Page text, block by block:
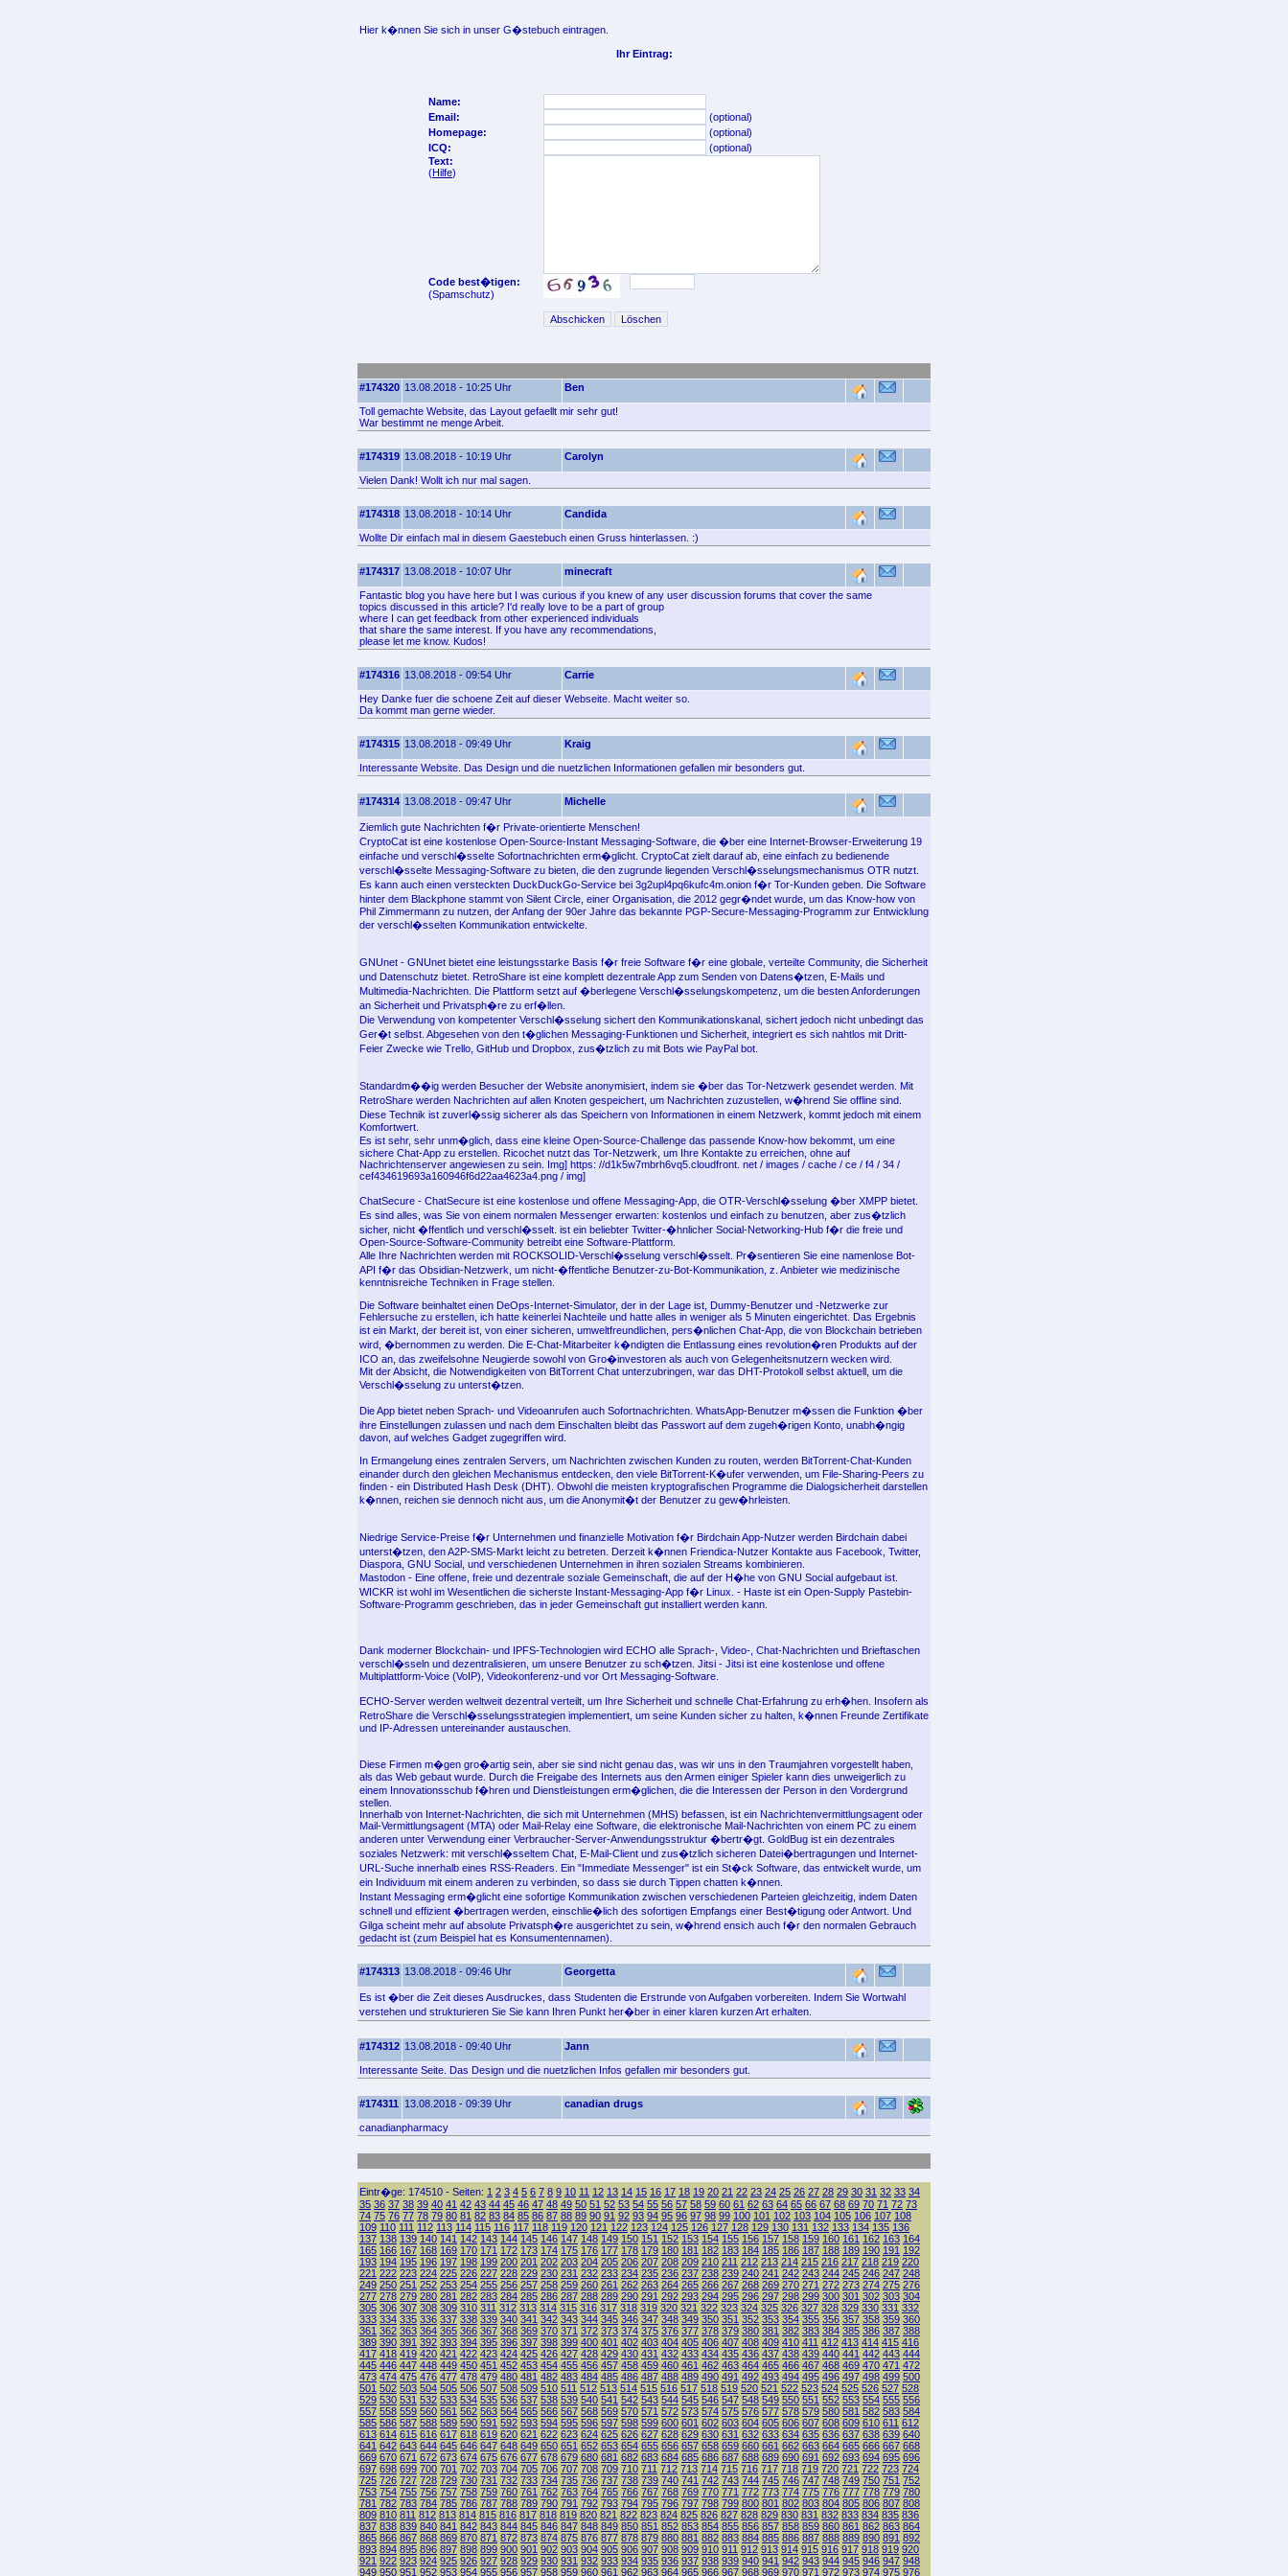
Hier k�nnen Sie sich in unser G�stebuch eintragen.
Ihr Eintrag:
Name:
Email:
(optional)
Homepage:
(optional)
ICQ:
(optional)
Text:
(Hilfe)
Code best�tigen:
(Spamschutz)
#174320 13.08.2018 - 10:25 Uhr Ben
Toll gemachte Website, das Layout gefaellt mir sehr gut!
War bestimmt ne menge Arbeit.
#174319 13.08.2018 - 10:19 Uhr Carolyn
Vielen Dank! Wollt ich nur mal sagen.
#174318 13.08.2018 - 10:14 Uhr Candida
Wollte Dir einfach mal in diesem Gaestebuch einen Gruss hinterlassen. :)
#174317 13.08.2018 - 10:07 Uhr minecraft
Fantastic blog you have here but I was curious if you knew of any user discussion forums that cover the same
topics discussed in this article? I'd really love to be a part of group
where I can get feedback from other experienced individuals
that share the same interest. If you have any recommendations,
please let me know. Kudos!
#174316 13.08.2018 - 09:54 Uhr Carrie
Hey Danke fuer die schoene Zeit auf dieser Webseite. Macht weiter so.
Da kommt man gerne wieder.
#174315 13.08.2018 - 09:49 Uhr Kraig
Interessante Website. Das Design und die nuetzlichen Informationen gefallen mir besonders gut.
#174314 13.08.2018 - 09:47 Uhr Michelle
Ziemlich gute Nachrichten f�r Private-orientierte Menschen!
CryptoCat ist eine kostenlose Open-Source-Instant Messaging-Software, die �ber eine Internet-Browser-Erweiterung 19
einfache und verschl�sselte Sofortnachrichten erm�glicht. CryptoCat zielt darauf ab, eine einfach zu bedienende
verschl�sselte Messaging-Software zu bieten, die den zugrunde liegenden Verschl�sselungsmechanismus OTR nutzt.
Es kann auch einen versteckten DuckDuckGo-Service bei 3g2upl4pq6kufc4m.onion f�r Tor-Kunden geben. Die Software
hinter dem Blackphone stammt von Silent Circle, einer Organisation, die 2012 gegr�ndet wurde, um das Know-how von
Phil Zimmermann zu nutzen, der Anfang der 90er Jahre das bekannte PGP-Secure-Messaging-Programm zur Entwicklung
der verschl�sselten Kommunikation entwickelte.
GNUnet - GNUnet bietet eine leistungsstarke Basis f�r freie Software f�r eine globale, verteilte Community, die Sicherheit
und Datenschutz bietet. RetroShare ist eine komplett dezentrale App zum Senden von Datens�tzen, E-Mails und
Multimedia-Nachrichten. Die Plattform setzt auf �berlegene Verschl�sselungskompetenz, um die besten Anforderungen
an Sicherheit und Privatsph�re zu erf�llen.
Die Verwendung von kompetenter Verschl�sselung sichert den Kommunikationskanal, sichert jedoch nicht unbedingt das
Ger�t selbst. Abgesehen von den t�glichen Messaging-Funktionen und Sicherheit, integriert es sich nahtlos mit Dritt-
Feier Zwecke wie Trello, GitHub und Dropbox, zus�tzlich zu mit Bots wie PayPal bot.
Standardm��ig werden Besucher der Website anonymisiert, indem sie �ber das Tor-Netzwerk gesendet werden. Mit
RetroShare werden Nachrichten auf allen Knoten gespeichert, um Nachrichten zuzustellen, w�hrend Sie offline sind.
Diese Technik ist zuverl�ssig sicherer als das Speichern von Informationen in einem Netzwerk, kommt jedoch mit einem
Komfortwert.
Es ist sehr, sehr unm�glich, dass eine kleine Open-Source-Challenge das passende Know-how bekommt, um eine
sichere Chat-App zu erstellen. Ricochet nutzt das Tor-Netzwerk, um Ihre Kontakte zu erreichen, ohne auf
Nachrichtenserver angewiesen zu sein. Img] https: //d1k5w7mbrh6vq5.cloudfront. net / images / cache / ce / f4 / 34 /
cef434619693a160946f6d22aa4623a4.png / img]
ChatSecure - ChatSecure ist eine kostenlose und offene Messaging-App, die OTR-Verschl�sselung �ber XMPP bietet.
Es sind alles, was Sie von einem normalen Messenger erwarten: kostenlos und einfach zu benutzen, aber zus�tzlich
sicher, nicht �ffentlich und verschl�sselt. ist ein beliebter Twitter-�hnlicher Social-Networking-Hub f�r die freie und
Open-Source-Software-Community betreibt eine Software-Plattform.
Alle Ihre Nachrichten werden mit ROCKSOLID-Verschl�sselung verschl�sselt. Pr�sentieren Sie eine namenlose Bot-
API f�r das Obsidian-Netzwerk, um nicht-�ffentliche Benutzer-zu-Bot-Kommunikation, z. Anbieter wie medizinische
kenntnisreiche Techniken in Frage stellen.
Die Software beinhaltet einen DeOps-Internet-Simulator, der in der Lage ist, Dummy-Benutzer und -Netzwerke zur
Fehlersuche zu erstellen, ich hatte keinerlei Nachteile und hatte alles in weniger als 5 Minuten eingerichtet. Das Ergebnis
ist ein Markt, der bereit ist, von einer sicheren, umweltfreundlichen, pers�nlichen Chat-App, die von Blockchain betrieben
wird, �bernommen zu werden. Die E-Chat-Mitarbeiter k�ndigten die Entlassung eines revolution�ren Produkts auf der
ICO an, das zweifelsohne Neugierde sowohl von Gro�investoren als auch von Gelegenheitsnutzern wecken wird.
Mit der Absicht, die Notwendigkeiten von BitTorrent Chat unterzubringen, war das DHT-Protokoll selbst aktuell, um die
Verschl�sselung zu unterst�tzen.
Die App bietet neben Sprach- und Videoanrufen auch Sofortnachrichten. WhatsApp-Benutzer m�ssen die Funktion �ber
ihre Einstellungen zulassen und nach dem Einschalten bleibt das Passwort auf dem zugeh�rigen Konto, unabh�ngig
davon, auf welches Gadget zugegriffen wird.
In Ermangelung eines zentralen Servers, um Nachrichten zwischen Kunden zu routen, werden BitTorrent-Chat-Kunden
einander durch den gleichen Mechanismus entdecken, den viele BitTorrent-K�ufer verwenden, um File-Sharing-Peers zu
finden - ein Distributed Hash Desk (DHT). Obwohl die meisten kryptografischen Programme die Dialogsicherheit darstellen
k�nnen, reichen sie dennoch nicht aus, um die Anonymit�t der Benutzer zu gew�hrleisten.
Niedrige Service-Preise f�r Unternehmen und finanzielle Motivation f�r Birdchain App-Nutzer werden Birdchain dabei
unterst�tzen, den A2P-SMS-Markt leicht zu betreten. Derzeit k�nnen Friendica-Nutzer Kontakte aus Facebook, Twitter,
Diaspora, GNU Social, und verschiedenen Unternehmen in ihren sozialen Streams kombinieren.
Mastodon - Eine offene, freie und dezentrale soziale Gemeinschaft, die auf der H�he von GNU Social aufgebaut ist.
WICKR ist wohl im Wesentlichen die sicherste Instant-Messaging-App f�r Linux. - Haste ist ein Open-Supply Pastebin-
Software-Programm geschrieben, das in jeder Gemeinschaft gut installiert werden kann.
Dank moderner Blockchain- und IPFS-Technologien wird ECHO alle Sprach-, Video-, Chat-Nachrichten und Brieftaschen
verschl�sseln und dezentralisieren, um unsere Benutzer zu sch�tzen. Jitsi - Jitsi ist eine kostenlose und offene
Multiplattform-Voice (VoIP), Videokonferenz-und vor Ort Messaging-Software.
ECHO-Server werden weltweit dezentral verteilt, um Ihre Sicherheit und schnelle Chat-Erfahrung zu erh�hen. Insofern als
RetroShare die Verschl�sselungsstrategien implementiert, um seine Kunden sicher zu halten, k�nnen Freunde Zertifikate
und IP-Adressen untereinander austauschen.
Diese Firmen m�gen gro�artig sein, aber sie sind nicht genau das, was wir uns in den Traumjahren vorgestellt haben,
als das Web gebaut wurde. Durch die Freigabe des Internets aus den Armen einiger Spieler kann dies unweigerlich zu
einem Innovationsschub f�hren und Dienstleistungen erm�glichen, die die Interessen der Person in den Vordergrund
stellen.
Innerhalb von Internet-Nachrichten, die sich mit Unternehmen (MHS) befassen, ist ein Nachrichtenvermittlungsagent oder
Mail-Vermittlungsagent (MTA) oder Mail-Relay eine Software, die elektronische Mail-Nachrichten von einem PC zu einem
anderen unter Verwendung einer Verbraucher-Server-Anwendungsstruktur �bertr�gt. GoldBug ist ein dezentrales
soziales Netzwerk: mit verschl�sseltem Chat, E-Mail-Client und zus�tzlich sicheren Datei�bertragungen und Internet-
URL-Suche innerhalb eines RSS-Readers. Ein "Immediate Messenger" ist ein St�ck Software, das entwickelt wurde, um
ein Individuum mit einem anderen zu verbinden, so dass sie durch Tippen chatten k�nnen.
Instant Messaging erm�glicht eine sofortige Kommunikation zwischen verschiedenen Parteien gleichzeitig, indem Daten
schnell und effizient �bertragen werden, einschlie�lich des sofortigen Empfangs einer Best�tigung oder Antwort. Und
Gilga scheint mehr auf absolute Privatsph�re ausgerichtet zu sein, w�hrend ensich auch f�r den normalen Gebrauch
gedacht ist (zum Beispiel hat es Konsumentennamen).
#174313 13.08.2018 - 09:46 Uhr Georgetta
Es ist �ber die Zeit dieses Ausdruckes, dass Studenten die Erstrunde von Aufgaben vorbereiten. Indem Sie Wortwahl
verstehen und strukturieren Sie Sie kann Ihren Punkt her�ber in einer klaren kurzen Art erhalten.
#174312 13.08.2018 - 09:40 Uhr Jann
Interessante Seite. Das Design und die nuetzlichen Infos gefallen mir besonders gut.
#174311 13.08.2018 - 09:39 Uhr canadian drugs
canadianpharmacy
Eintr�ge: 174510 - Seiten: 1 2 3 4 5 6 7 8 9 10 11 12 13 14 15 16 17 18 19 20 21 22 23 24 25 26 27 28 29 30 31 32 33 34
35 36 37 38 39 40 41 42 43 44 45 46 47 48 49 50 51 52 53 54 55 56 57 58 59 60 61 62 63 64 65 66 67 68 69 70 71 72 73
74 75 76 77 78 79 80 81 82 83 84 85 86 87 88 89 90 91 92 93 94 95 96 97 98 99 100 101 102 103 104 105 106 107 108
109 110 111 112 113 114 115 116 117 118 119 120 121 122 123 124 125 126 127 128 129 130 131 132 133 134 135 136
137 138 139 140 141 142 143 144 145 146 147 148 149 150 151 152 153 154 155 156 157 158 159 160 161 162 163 164
165 166 167 168 169 170 171 172 173 174 175 176 177 178 179 180 181 182 183 184 185 186 187 188 189 190 191 192
193 194 195 196 197 198 199 200 201 202 203 204 205 206 207 208 209 210 211 212 213 214 215 216 217 218 219 220
221 222 223 224 225 226 227 228 229 230 231 232 233 234 235 236 237 238 239 240 241 242 243 244 245 246 247 248
249 250 251 252 253 254 255 256 257 258 259 260 261 262 263 264 265 266 267 268 269 270 271 272 273 274 275 276
277 278 279 280 281 282 283 284 285 286 287 288 289 290 291 292 293 294 295 296 297 298 299 300 301 302 303 304
305 306 307 308 309 310 311 312 313 314 315 316 317 318 319 320 321 322 323 324 325 326 327 328 329 330 331 332
333 334 335 336 337 338 339 340 341 342 343 344 345 346 347 348 349 350 351 352 353 354 355 356 357 358 359 360
361 362 363 364 365 366 367 368 369 370 371 372 373 374 375 376 377 378 379 380 381 382 383 384 385 386 387 388
389 390 391 392 393 394 395 396 397 398 399 400 401 402 403 404 405 406 407 408 409 410 411 412 413 414 415 416
417 418 419 420 421 422 423 424 425 426 427 428 429 430 431 432 433 434 435 436 437 438 439 440 441 442 443 444
445 446 447 448 449 450 451 452 453 454 455 456 457 458 459 460 461 462 463 464 465 466 467 468 469 470 471 472
473 474 475 476 477 478 479 480 481 482 483 484 485 486 487 488 489 490 491 492 493 494 495 496 497 498 499 500
501 502 503 504 505 506 507 508 509 510 511 512 513 514 515 516 517 518 519 520 521 522 523 524 525 526 527 528
529 530 531 532 533 534 535 536 537 538 539 540 541 542 543 544 545 546 547 548 549 550 551 552 553 554 555 556
557 558 559 560 561 562 563 564 565 566 567 568 569 570 571 572 573 574 575 576 577 578 579 580 581 582 583 584
585 586 587 588 589 590 591 592 593 594 595 596 597 598 599 600 601 602 603 604 605 606 607 608 609 610 611 612
613 614 615 616 617 618 619 620 621 622 623 624 625 626 627 628 629 630 631 632 633 634 635 636 637 638 639 640
641 642 643 644 645 646 647 648 649 650 651 652 653 654 655 656 657 658 659 660 661 662 663 664 665 666 667 668
669 670 671 672 673 674 675 676 677 678 679 680 681 682 683 684 685 686 687 688 689 690 691 692 693 694 695 696
697 698 699 700 701 702 703 704 705 706 707 708 709 710 711 712 713 714 715 716 717 718 719 720 721 722 723 724
725 726 727 728 729 730 731 732 733 734 735 736 737 738 739 740 741 742 743 744 745 746 747 748 749 750 751 752
753 754 755 756 757 758 759 760 761 762 763 764 765 766 767 768 769 770 771 772 773 774 775 776 777 778 779 780
781 782 783 784 785 786 787 788 789 790 791 792 793 794 795 796 797 798 799 800 801 802 803 804 805 806 807 808
809 810 811 812 813 814 815 816 817 818 819 820 821 822 823 824 825 826 827 828 829 830 831 832 833 834 835 836
837 838 839 840 841 842 843 844 845 846 847 848 849 850 851 852 853 854 855 856 857 858 859 860 861 862 863 864
865 866 867 868 869 870 871 872 873 874 875 876 877 878 879 880 881 882 883 884 885 886 887 888 889 890 891 892
893 894 895 896 897 898 899 900 901 902 903 904 905 906 907 908 909 910 911 912 913 914 915 916 917 918 919 920
921 922 923 924 925 926 927 928 929 930 931 932 933 934 935 936 937 938 939 940 941 942 943 944 945 946 947 948
949 950 951 952 953 954 955 956 957 958 959 960 961 962 963 964 965 966 967 968 969 970 971 972 973 974 975 976